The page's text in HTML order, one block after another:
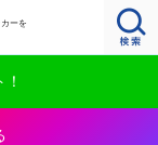
ーを